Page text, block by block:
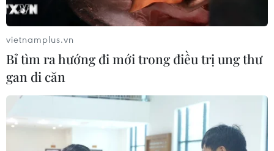
Giải quyết tận gốc vấn đề, tạo niềm tin
cho cử tri và nhân dân cả nước
Đại biểu Quốc hội đề nghị cần có cơ chế phối hợp giữa
các bộ, ngành và quy định rõ trách nhiệm chủ trì giải
vietnamplus.vn
Bỉ tìm ra hướng đi mới trong điều trị ung thư
gan di căn